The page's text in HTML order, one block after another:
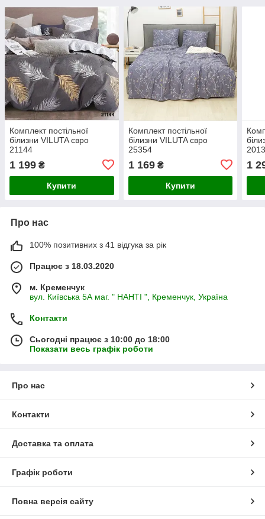
Комплект постільної
білизни VILUTA євро
21144
1 199 ₴
Купити
Комплект постільної
білизни VILUTA євро
25354
1 169₴
Купити
1
Про нас
100% позитивних з 41 відгука за рік
Працює з 18.03.2020
м. Кременчук
вул. Київська 5А маг. " НАНТІ ", Кременчук, Україна
Контакти
Сьогодні працює з 10:00 до 18:00
Показати весь графік роботи
Про нас
Контакти
Доставка та оплата
Графік роботи
Повна версія сайту